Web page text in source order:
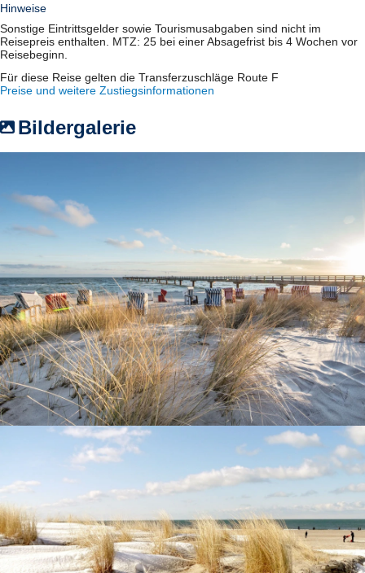
Hinweise
Sonstige Eintrittsgelder sowie Tourismusabgaben sind nicht im
Reisepreis enthalten. MTZ: 25 bei einer Absagefrist bis 4 Wochen vor
Reisebeginn.
Für diese Reise gelten die Transferzuschläge Route F
Preise und weitere Zustiegsinformationen
Bildergalerie
Winteratmosphäre an der Ostsee